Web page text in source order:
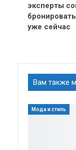
эксперты
уже сейчас
Вам также
Мода и стиль